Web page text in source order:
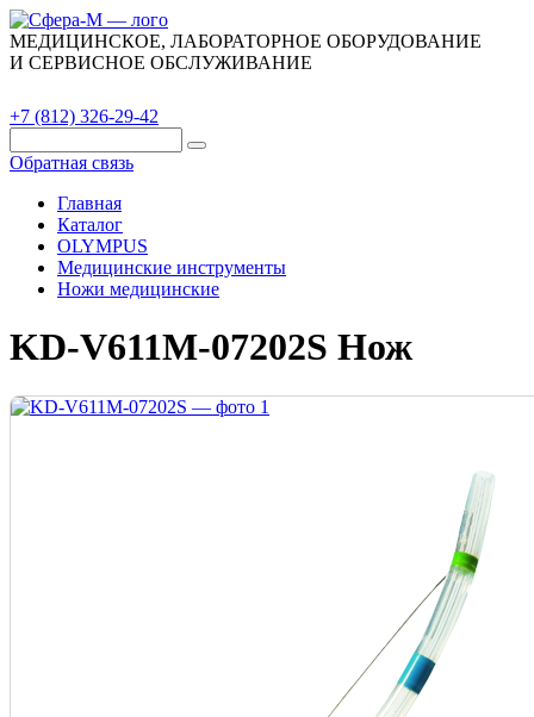
МЕДИЦИНСКОЕ, ЛАБОРАТОРНОЕ ОБОРУДОВАНИЕ
И СЕРВИСНОЕ ОБСЛУЖИВАНИЕ
+7 (812) 326-29-42
Обратная связь
Главная
Каталог
OLYMPUS
Медицинские инструменты
Ножи медицинские
KD-V611M-07202S Нож